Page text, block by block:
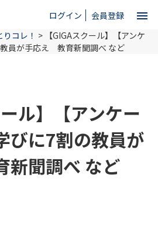
ログイン 会員登録 menu
コレ！ > 【GIGAスクール】【アンケ
員が手応え 教育新聞調べ など
ール】【アンケー
びに7割の教員が
聞調べ など